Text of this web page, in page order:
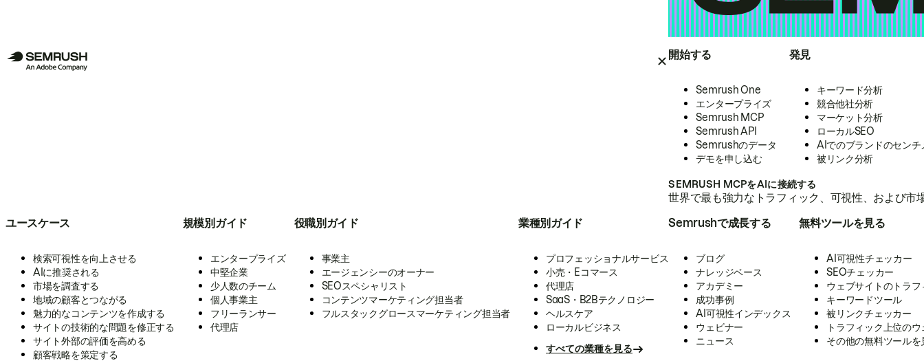
開始する
Semrush One
エンタープライズ
Semrush MCP
Semrush API
Semrushのデータ
デモを申し込む
発見
キーワード分析
競合他社分析
マーケット分析
ローカルSEO
AIでのブランドのセンチ
被リンク分析
SEMRUSH MCPをAIに接続する
世界で最も強力なトラフィック、可視性、および
ユースケース
検索可視性を向上させる
AIに推奨される
市場を調査する
地域の顧客とつながる
魅力的なコンテンツを作成する
サイトの技術的な問題を修正する
サイト外部の評価を高める
顧客戦略を策定する
規模別ガイド
エンタープライズ
中堅企業
少人数のチーム
個人事業主
フリーランサー
代理店
役職別ガイド
事業主
エージェンシーのオーナー
SEOスペシャリスト
コンテンツマーケティング担当者
フルスタックグロースマーケティング担当者
業種別ガイド
プロフェッショナルサービス
小売・Eコマース
代理店
SaaS・B2Bテクノロジー
ヘルスケア
ローカルビジネス
すべての業種を見る
Semrushで成長する
ブログ
ナレッジベース
アカデミー
成功事例
AI可視性インデックス
ウェビナー
ニュース
無料ツールを見る
AI可視性チェッカー
SEOチェッカー
ウェブサイトのトラ
キーワードツール
被リンクチェッカー
トラフィック上位の
その他の無料ツールを